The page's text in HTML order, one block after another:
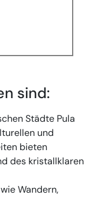
sind:
Städte Pula
und
bieten
des kristallklaren
Wandern,